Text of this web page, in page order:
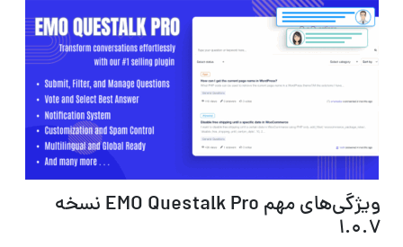
ویژگی‌های مهم EMO Questalk Pro نسخه
1.0.7